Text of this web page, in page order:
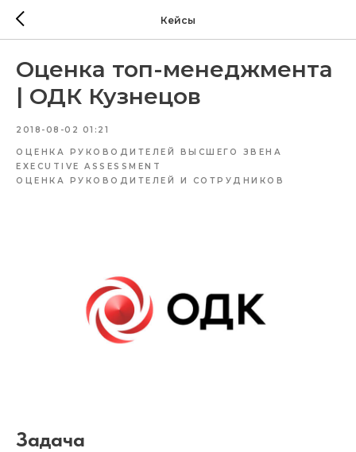
Кейсы
Оценка топ-менеджмента
| ОДК Кузнецов
2018-08-02 01:21
ОЦЕНКА РУКОВОДИТЕЛЕЙ ВЫСШЕГО ЗВЕНА
EXECUTIVE ASSESSMENT
ОЦЕНКА РУКОВОДИТЕЛЕЙ И СОТРУДНИКОВ
Задача